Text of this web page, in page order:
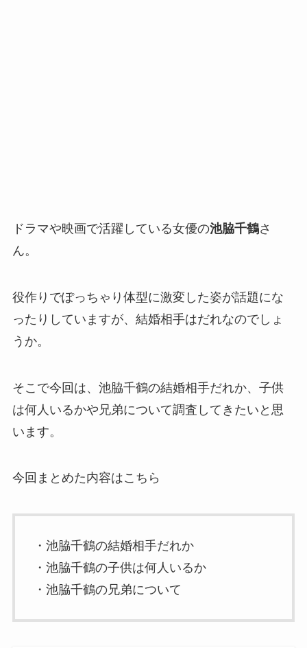
ドラマや映画で活躍している女優の池脇千鶴さ
ん。
役作りでぽっちゃり体型に激変した姿が話題にな
ったりしていますが、結婚相手はだれなのでしょ
うか。
そこで今回は、池脇千鶴の結婚相手だれか、子供
は何人いるかや兄弟について調査してきたいと思
います。
今回まとめた内容はこちら
・池脇千鶴の結婚相手だれか
・池脇千鶴の子供は何人いるか
・池脇千鶴の兄弟について